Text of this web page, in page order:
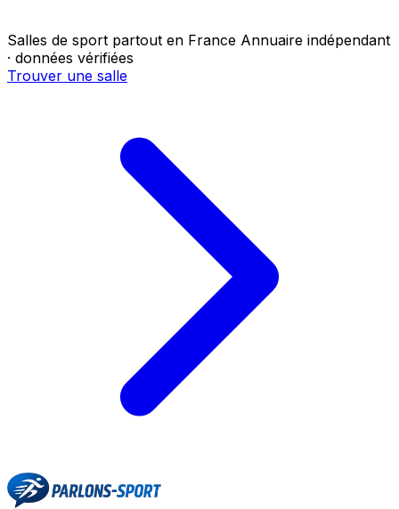
Salles de sport partout en France Annuaire indépendant
· données vérifiées
Trouver une salle